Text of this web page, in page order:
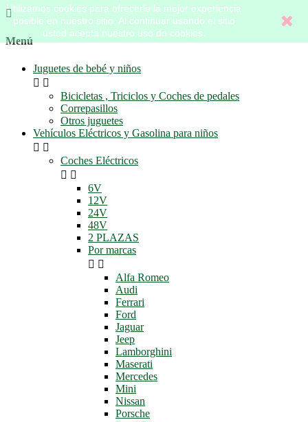
Utilizamos cookies para ofrecerle la mejor experiencia
posible en nuestro sitio. Al continuar usando el sitio
usted acepta nuestro uso de cookies.

Menú
Juguetes de bebé y niños
 
Bicicletas , Triciclos y Coches de pedales
Correpasillos
Otros juguetes
Vehículos Eléctricos y Gasolina para niños
 
Coches Eléctricos
 
6V
12V
24V
48V
2 PLAZAS
Por marcas
 
Alfa Romeo
Audi
Ferrari
Ford
Jaguar
Jeep
Lamborghini
Maserati
Mercedes
Mini
Nissan
Porsche